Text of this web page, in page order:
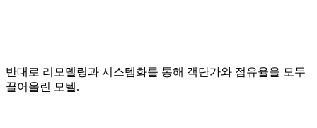
반대로 리모델링과 시스템화를 통해 객단가와 점유율을 모두
끌어올린 모텔.